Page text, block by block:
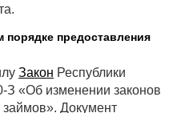
ОФП и
предоставления
Закон Республики
З «Об изменении законов
Документ